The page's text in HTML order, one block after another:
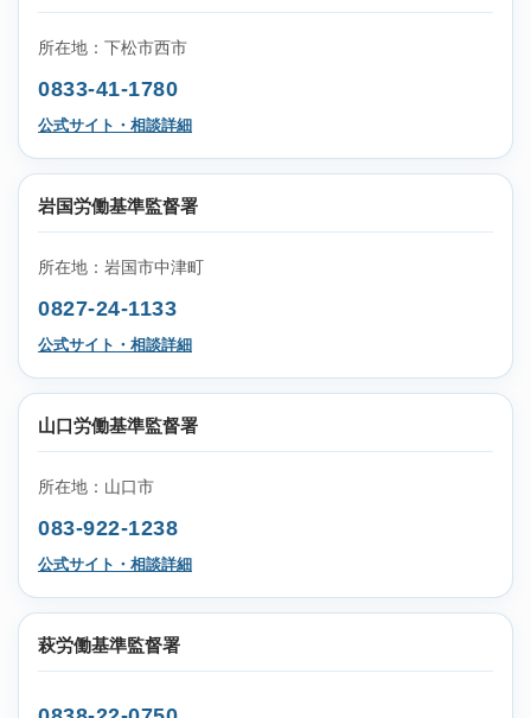
所在地：下松市西市
0833-41-1780
公式サイト・相談詳細
岩国労働基準監督署
所在地：岩国市中津町
0827-24-1133
公式サイト・相談詳細
山口労働基準監督署
所在地：山口市
083-922-1238
公式サイト・相談詳細
萩労働基準監督署